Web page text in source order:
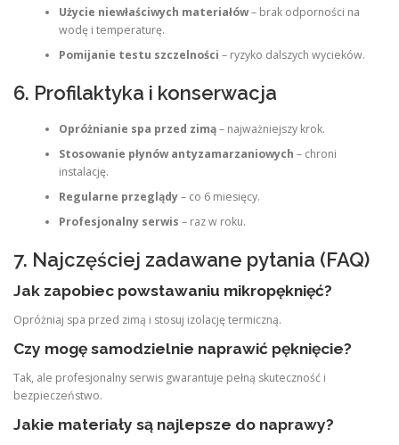
Użycie niewłaściwych materiałów– brak odporności na
wodę i temperaturę.
Pomijanie testu szczelności – ryzyko dalszych wycieków.
6. Profilaktyka i konserwacja
Opróżnianie spa przed zimą– najważniejszy krok.
Stosowanie płynów antyzamarzaniowych – chroni
instalację.
Regularne przeglądy– co 6 miesięcy.
Profesjonalny serwis – raz w roku.
7. Najczęściej zadawane pytania (FAQ)
Jak zapobiec powstawaniu mikropęknięć?
Opróżniaj spa przed zimą i stosuj izolację termiczną.
Czy mogę samodzielnie naprawić pęknięcie?
Tak, ale profesjonalny serwis gwarantuje pełną skuteczność i
bezpieczeństwo.
Jakie materiały są najlepsze do naprawy?